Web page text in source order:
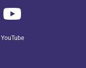
YouTube